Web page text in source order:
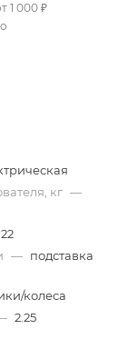
1 000 ₽
кг —
22
— подставка
колеса
2.25